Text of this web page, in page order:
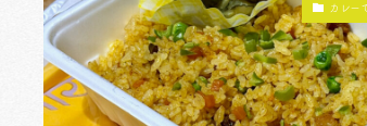
カレー